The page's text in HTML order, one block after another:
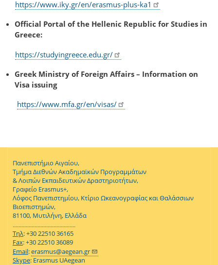
https://www.iky.gr/en/erasmus-plus-ka1
Official Portal of the Hellenic Republic for Studies in
Greece:
https://studyingreece.edu.gr/
Greek Ministry of Foreign Affairs – Information on
Visa issuing
https://www.mfa.gr/en/visas/
Πανεπιστήμιο Αιγαίου,
Τμήμα Διεθνών Ακαδημαϊκών Προγραμμάτων
& Λοιπών Εκπαιδευτικών Δραστηριοτήτων,
Γραφείο Erasmus+,
Λόφος Πανεπιστημίου, Κτίριο Ωκεανογραφίας και Θαλάσσιων
Βιοεπιστημών,
81100, Μυτιλήνη, Ελλάδα
...........................................
Τηλ: +30 22510 36165
Fax: +30 22510 36089
Email:erasmus@aegean.gr
Skype: Erasmus UAegean